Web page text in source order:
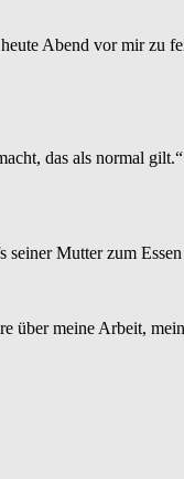
Abend vor mir zu
das als normal gilt.“
Mutter zum
über meine Arbeit,